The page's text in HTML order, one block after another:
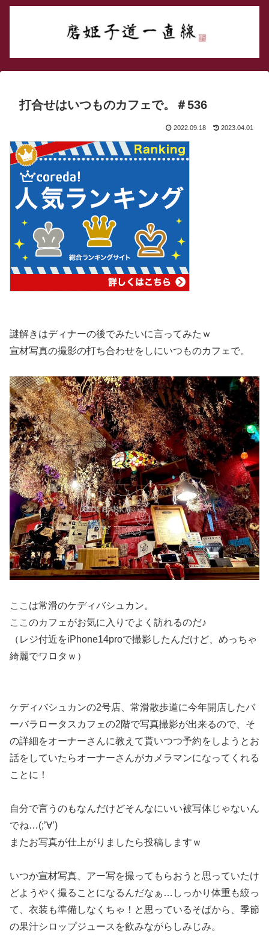
打合せはいつものカフェで。＃536
2022.09.18 2023.04.01
謎解きはディナーの後でみたいに言ってみたｗ
宣材写真の撮影の打ち合わせをしにいつものカフェで。
ここは常滑のケディバシュカン。
ここのカフェがお気に入りでよく訪れるのだ♪
（レジ付近をiPhone14proで撮影したんだけど、めっちゃ
綺麗でワロタｗ）
ケディバシュカンの2号店、常滑散歩道に今年開店したバ
ーバラロータスカフェの2階で写真撮影が出来るので、そ
の詳細をオーナーさんに教えて貰いつつ予約をしようとお
話をしていたらオーナーさんがカメラマンになってくれる
ことに！
自分で言うのもなんだけどそんなにいい被写体じゃないん
でね…(;’∀’)
またお写真が仕上がりましたら投稿しますｗ
いつか宣材写真、アー写を撮ってもらおうと思っていたけ
どようやく撮ることになるんだなぁ…しっかり体重も絞っ
て、衣装も準備しなくちゃ！と思っているそばから、季節
の果汁シロップジュースを飲みながらしみじみ。